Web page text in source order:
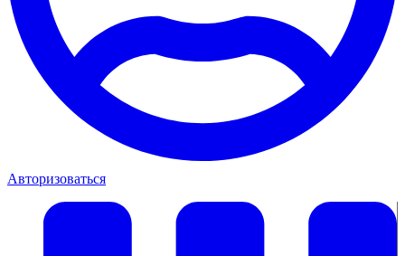
Авторизоваться